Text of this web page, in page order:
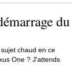
du
chaud en ce
One ? J'attends